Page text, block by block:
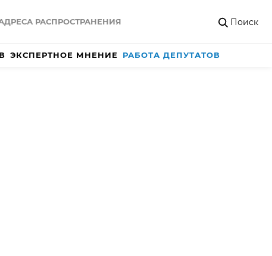
РАСПРОСТРАНЕНИЯ Поиск
ЭКСПЕРТНОЕ МНЕНИЕ РАБОТА ДЕПУТАТОВ